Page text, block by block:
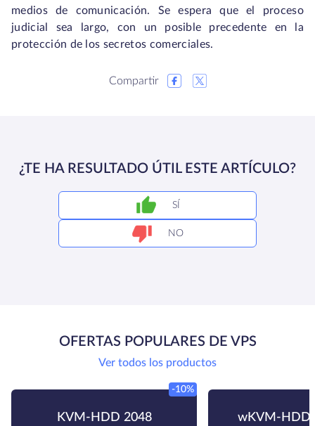
medios de comunicación. Se espera que el proceso
judicial sea largo, con un posible precedente en la
protección de los secretos comerciales.
Compartir
¿TE HA RESULTADO ÚTIL ESTE ARTÍCULO?
SÍ
NO
OFERTAS POPULARES DE VPS
Ver todos los productos
KVM-HDD 2048
-10%
wKVM-HDD